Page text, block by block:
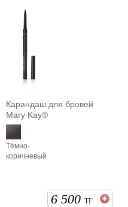
Карандаш для бровей
Mary Kay®
Тёмно-
коричневый
6 500 ТГ